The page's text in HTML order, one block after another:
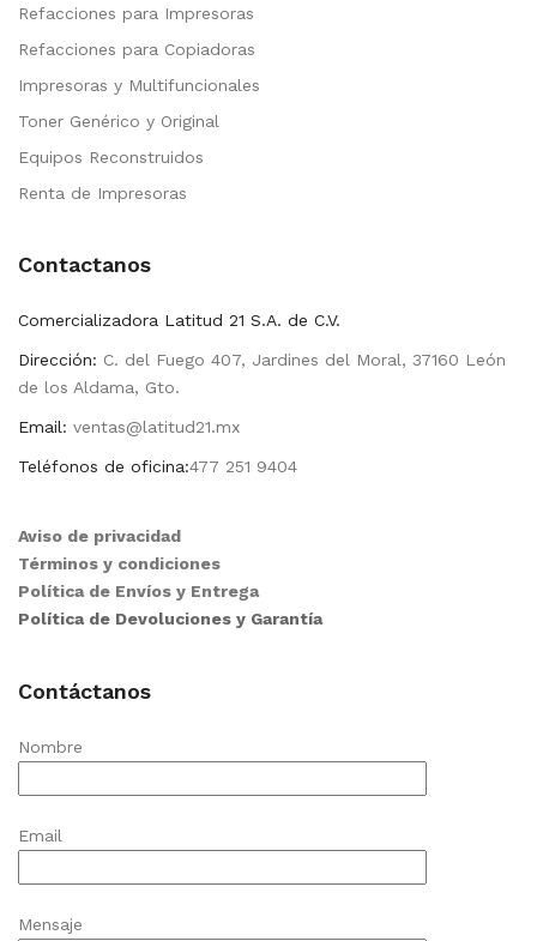
Refacciones para Impresoras
Refacciones para Copiadoras
Impresoras y Multifuncionales
Toner Genérico y Original
Equipos Reconstruidos
Renta de Impresoras
Contactanos
Comercializadora Latitud 21 S.A. de C.V.
Dirección: C. del Fuego 407, Jardines del Moral, 37160 León
de los Aldama, Gto.
Email: ventas@latitud21.mx
Teléfonos de oficina:477 251 9404
Aviso de privacidad
Términos y condiciones
Política de Envíos y Entrega
Política de Devoluciones y Garantía
Contáctanos
Nombre
Email
Mensaje